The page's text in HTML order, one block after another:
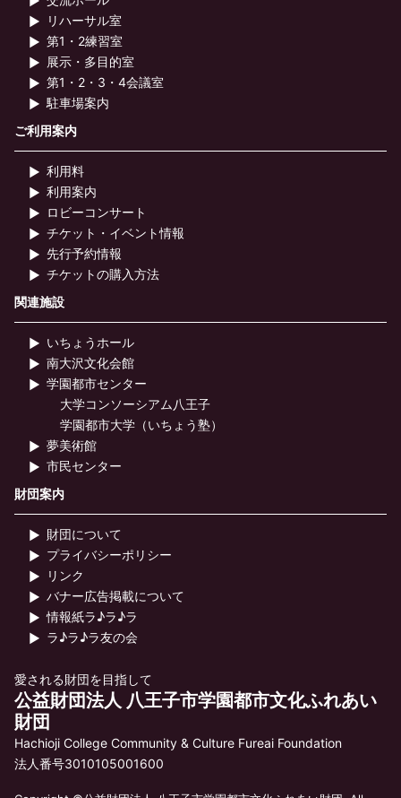
リハーサル室
第1・2練習室
展示・多目的室
第1・2・3・4会議室
駐車場案内
ご利用案内
利用料
利用案内
ロビーコンサート
チケット・イベント情報
先行予約情報
チケットの購入方法
関連施設
いちょうホール
南大沢文化会館
学園都市センター
大学コンソーシアム八王子
学園都市大学（いちょう塾）
夢美術館
市民センター
財団案内
財団について
プライバシーポリシー
リンク
バナー広告掲載について
情報紙ラ♪ラ♪ラ
ラ♪ラ♪ラ友の会
愛される財団を目指して
公益財団法人 八王子市学園都市文化ふれあい
財団
Hachioji College Community & Culture Fureai Foundation
法人番号3010105001600